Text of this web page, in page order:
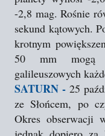
-2,8 mag. Rośnie
sekund kątowych.
krotnym
50 mm mogą
galileuszowych
SATURN - 25
ze Słońcem, po
Okres obserwacji